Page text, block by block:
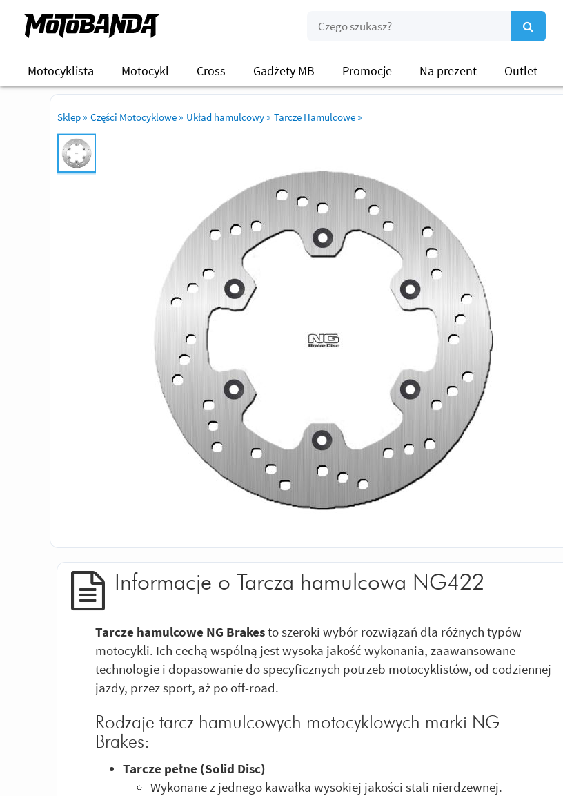
Motocyklista Motocykl Cross Gadżety MB Promocje Na prezent Outlet
Sklep » Części Motocyklowe » Układ hamulcowy » Tarcze Hamulcowe »
Informacje o Tarcza hamulcowa NG422
Tarcze hamulcowe NG Brakesto szeroki wybór rozwiązań dla różnych typów
motocykli. Ich cechą wspólną jest wysoka jakość wykonania, zaawansowane
technologie i dopasowanie do specyficznych potrzeb motocyklistów, od codziennej
jazdy, przez sport, aż po off-road.
Rodzaje tarcz hamulcowych motocyklowych marki NG
Brakes:
Tarcze pełne (Solid Disc)
Wykonane z jednego kawałka wysokiej jakości stali nierdzewnej.